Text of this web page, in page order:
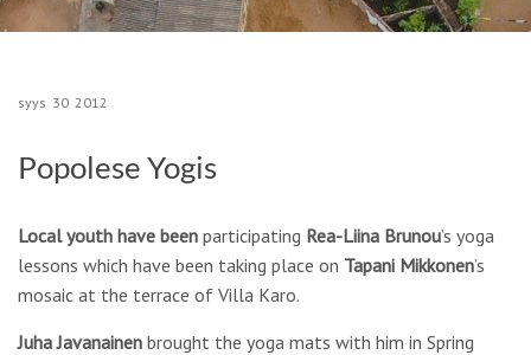
syys 30 2012
Popolese Yogis
Local youth have been participating Rea-Liina Brunou’s yoga
lessons which have been taking place on Tapani Mikkonen’s
mosaic at the terrace of Villa Karo.
Juha Javanainen brought the yoga mats with him in Spring